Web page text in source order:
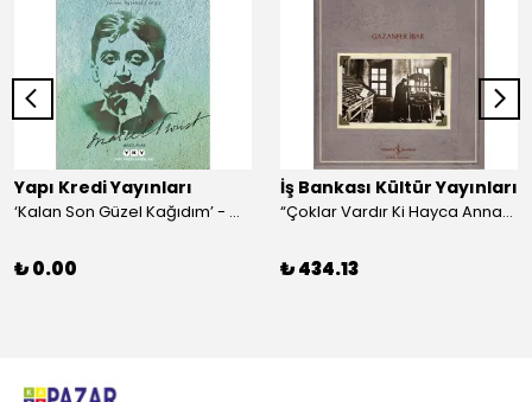
Yapı Kredi Yayınları
‘Kalan Son Güzel Kağıdım’ - Marcel Proust
₺ 0.00
İş Bankası Kültür Yayınları
“Çoklar Vardır Ki Hayca Annamazlar!” - Gazanfer İbar
₺ 434.13